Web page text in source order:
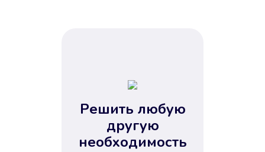
Решить любую
другую
необходимость